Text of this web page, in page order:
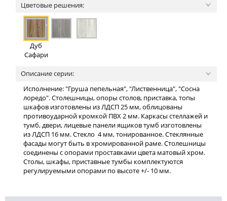
Цветовые решения:
Дуб
Сафари
Описание серии:
Исполнение: "Груша пепельная", "Лиственница", "Сосна
лоредо". Столешницы, опоры столов, приставка, топы
шкафов изготовлены из ЛДСП 25 мм, облицованы
противоударной кромкой ПВХ 2 мм. Каркасы стеллажей и
тумб, двери, лицевые панели ящиков тумб изготовлены
из ЛДСП 16 мм. Стекло 4 мм, тонированное. Стеклянные
фасады могут быть в хромированной раме. Столешницы
соединены с опорами проставками цвета матовый хром.
Столы, шкафы, приставные тумбы комплектуются
регулируемыми опорами по высоте +/- 10 мм.